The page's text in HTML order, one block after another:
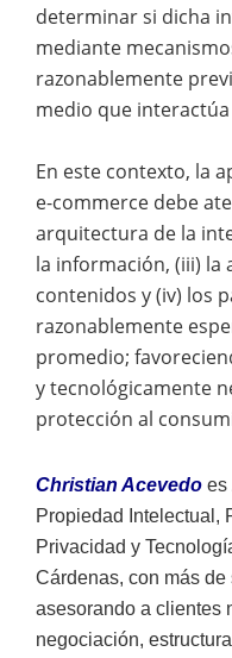
determinar si dicha
mediante
razonablemente
medio que
En este contexto, la
e-commerce debe
arquitectura de la
la información, (iii) la
contenidos y (iv) los
razonablemente
promedio;
y tecnológicamente
protección al
Christian Acevedo es
Propiedad Intelectual,
Privacidad y
Cárdenas, con más
asesorando a clientes
negociación,